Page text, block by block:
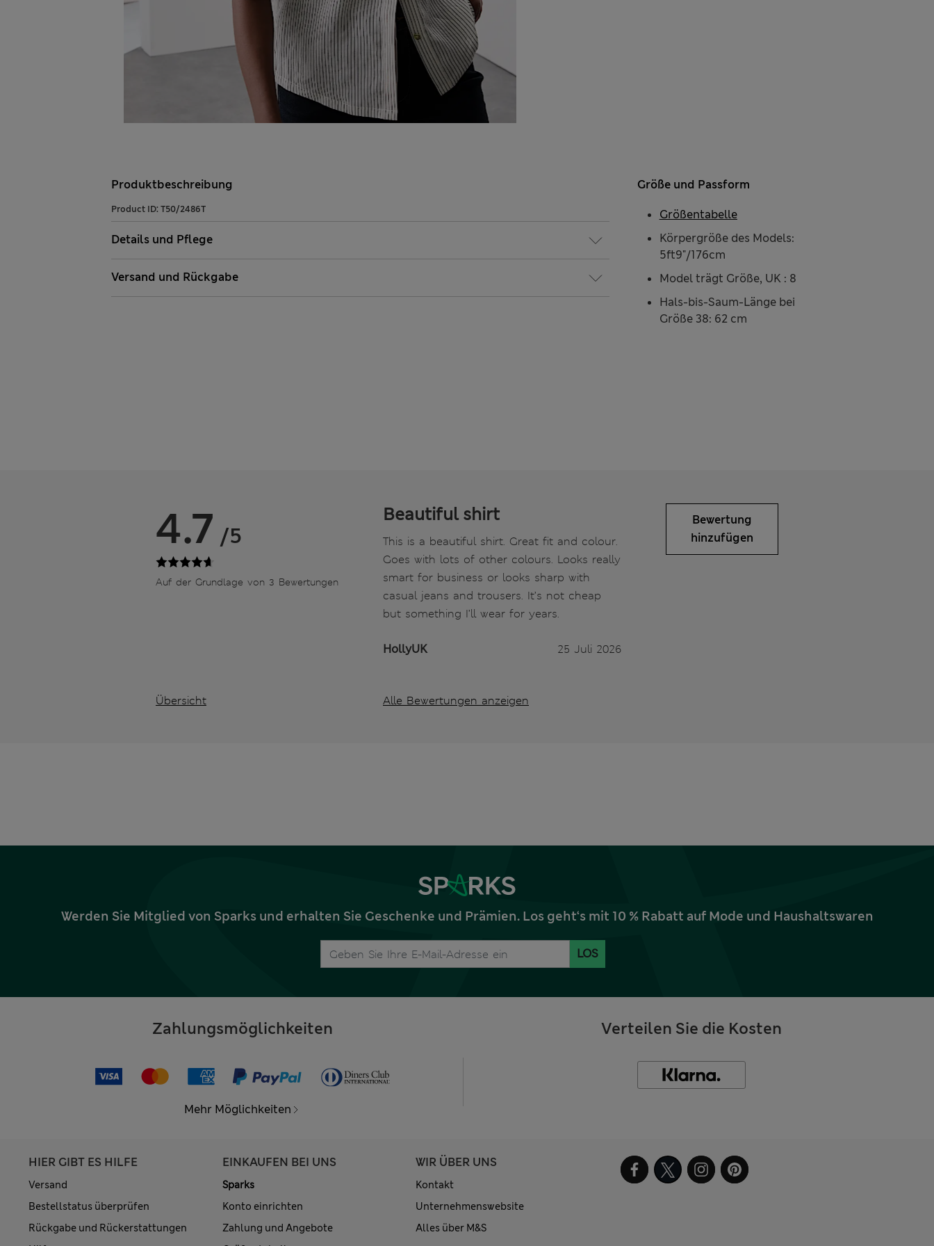
Produktbeschreibung
Product ID: T50/2486T
Details und Pflege
Versand und Rückgabe
Größe und Passform
Körpergröße des Models:
5ft9"/176cm
Model trägt Größe, UK : 8
Hals-bis-Saum-Länge bei
Größe 38: 62 cm
Größentabelle
4.7 /5
Auf der Grundlage von 3 Bewertungen
Übersicht
Beautiful shirt
This is a beautiful shirt. Great fit and colour.
Goes with lots of other colours. Looks really
smart for business or looks sharp with
casual jeans and trousers. It’s not cheap
but something I’ll wear for years.
HollyUK 25 Juli 2026
Alle Bewertungen anzeigen
Bewertung
hinzufügen
Werden Sie Mitglied von Sparks und erhalten Sie Geschenke und Prämien. Los geht‘s mit 10 % Rabatt auf Mode und Haushaltswaren
LOS
Zahlungsmöglichkeiten
Mehr Möglichkeiten
Verteilen Sie die Kosten
HIER GIBT ES HILFE
Versand
Bestellstatus überprüfen
Rückgabe und Rückerstattungen
EINKAUFEN BEI UNS
Sparks
Konto einrichten
Zahlung und Angebote
WIR ÜBER UNS
Kontakt
Unternehmenswebsite
Alles über M&S